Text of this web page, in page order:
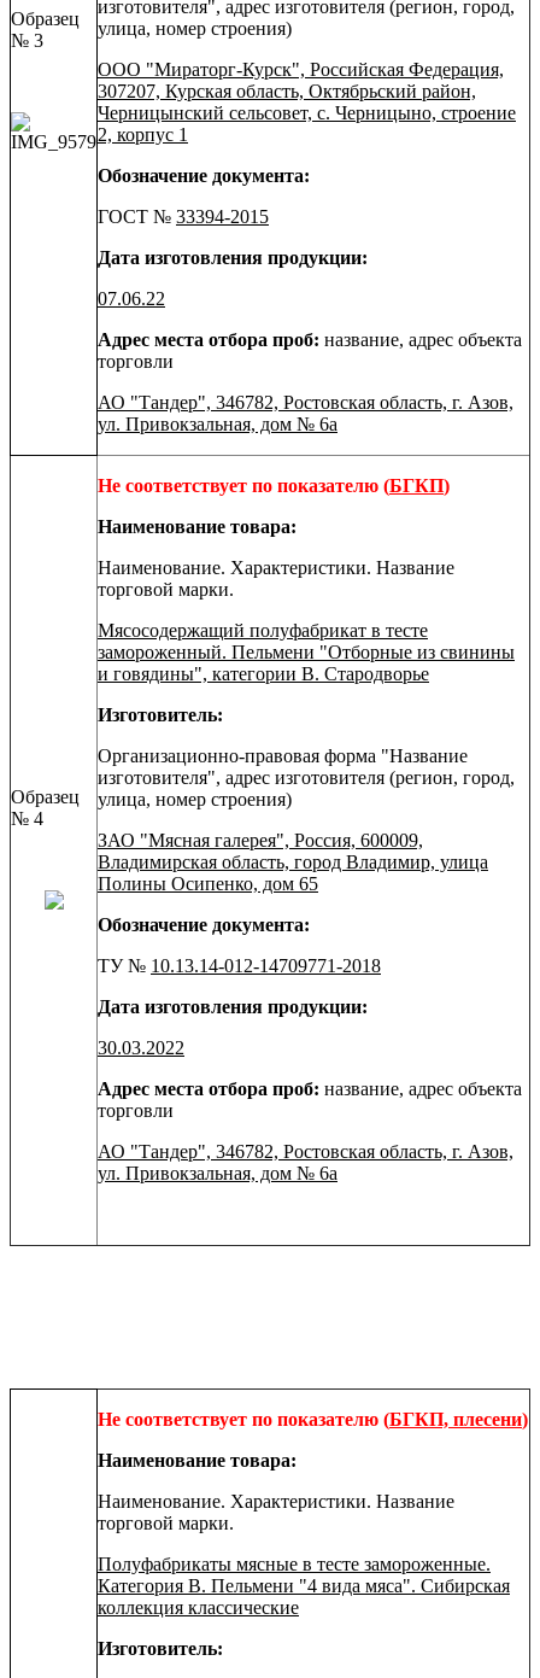
Образец
№ 3
изготовителя", адрес изготовителя (регион, город,
улица, номер строения)
ООО "Мираторг-Курск", Российская Федерация,
307207, Курская область, Октябрьский район,
Черницынский сельсовет, с. Черницыно, строение
2, корпус 1
Обозначение документа:
ГОСТ № 33394-2015
Дата изготовления продукции:
07.06.22
Адрес места отбора проб: название, адрес объекта
торговли
АО "Тандер", 346782, Ростовская область, г. Азов,
ул. Привокзальная, дом № 6а
Образец
№ 4
Не соответствует по показателю (БГКП)
Наименование товара:
Наименование. Характеристики. Название
торговой марки.
Мясосодержащий полуфабрикат в тесте
замороженный. Пельмени "Отборные из свинины
и говядины", категории В. Стародворье
Изготовитель:
Организационно-правовая форма "Название
изготовителя", адрес изготовителя (регион, город,
улица, номер строения)
ЗАО "Мясная галерея", Россия, 600009,
Владимирская область, город Владимир, улица
Полины Осипенко, дом 65
Обозначение документа:
ТУ № 10.13.14-012-14709771-2018
Дата изготовления продукции:
30.03.2022
Адрес места отбора проб: название, адрес объекта
торговли
АО "Тандер", 346782, Ростовская область, г. Азов,
ул. Привокзальная, дом № 6а
Не соответствует по показателю (БГКП, плесени)
Наименование товара:
Наименование. Характеристики. Название
торговой марки.
Полуфабрикаты мясные в тесте замороженные.
Категория В. Пельмени "4 вида мяса". Сибирская
коллекция классические
Изготовитель: